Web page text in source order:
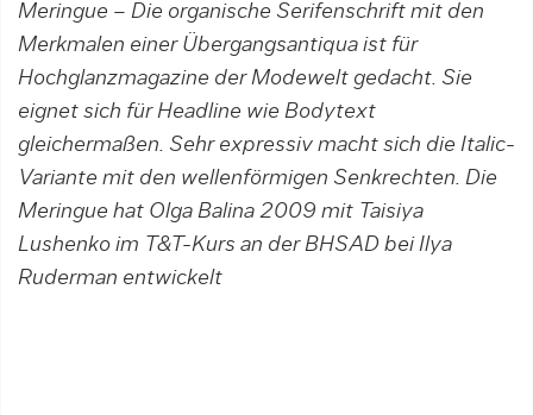
Meringue – Die organische Serifenschrift mit den
Merkmalen einer Übergangsantiqua ist für
Hochglanzmagazine der Modewelt gedacht. Sie
eignet sich für Headline wie Bodytext
gleichermaßen. Sehr expressiv macht sich die Italic-
Variante mit den wellenförmigen Senkrechten. Die
Meringue hat Olga Balina 2009 mit Taisiya
Lushenko im T&T-Kurs an der BHSAD bei Ilya
Ruderman entwickelt